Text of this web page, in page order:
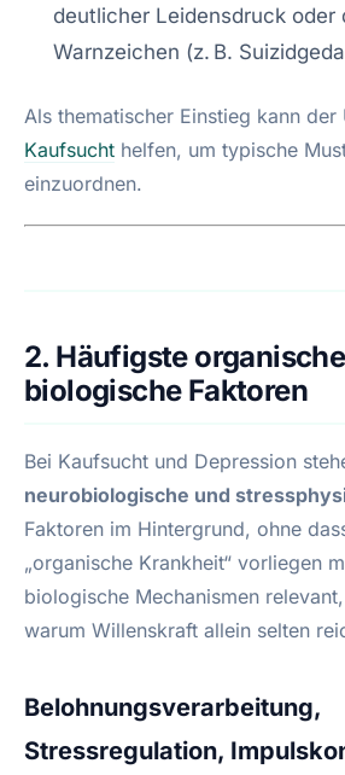
deutlicher Leidensdruck oder
Warnzeichen (z. B.
Als thematischer Einstieg kann
Kaufsucht helfen, um typische
einzuordnen.
2. Häufigste
biologische Faktoren
Bei Kaufsucht und Depression
neurobiologische und
Faktoren im Hintergrund, ohne
„organische Krankheit“ vorliegen
biologische Mechanismen
warum Willenskraft allein selten
Belohnungsverarbeitung,
Stressregulation,